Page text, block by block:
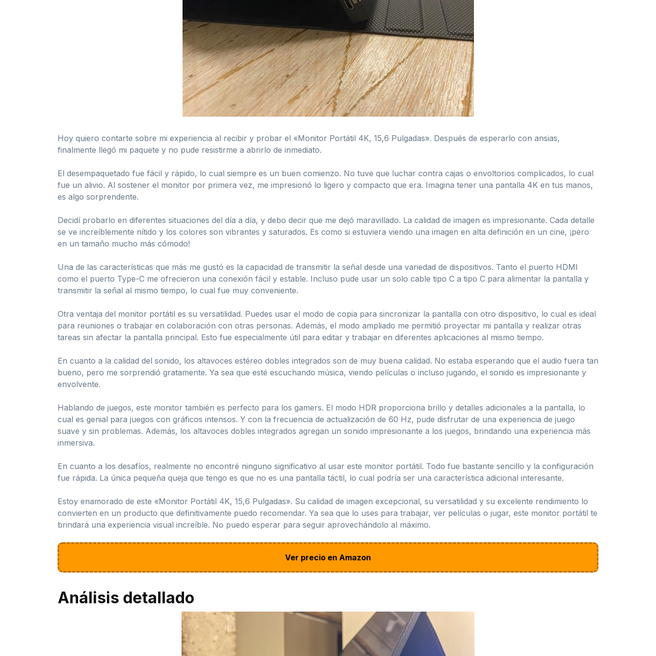
Hoy quiero contarte sobre mi experiencia al recibir y probar el «Monitor Portátil 4K, 15,6 Pulgadas». Después de esperarlo con ansias,
finalmente llegó mi paquete y no pude resistirme a abrirlo de inmediato.
El desempaquetado fue fácil y rápido, lo cual siempre es un buen comienzo. No tuve que luchar contra cajas o envoltorios complicados, lo cual
fue un alivio. Al sostener el monitor por primera vez, me impresionó lo ligero y compacto que era. Imagina tener una pantalla 4K en tus manos,
es algo sorprendente.
Decidí probarlo en diferentes situaciones del día a día, y debo decir que me dejó maravillado. La calidad de imagen es impresionante. Cada detalle
se ve increíblemente nítido y los colores son vibrantes y saturados. Es como si estuviera viendo una imagen en alta definición en un cine, ¡pero
en un tamaño mucho más cómodo!
Una de las características que más me gustó es la capacidad de transmitir la señal desde una variedad de dispositivos. Tanto el puerto HDMI
como el puerto Type-C me ofrecieron una conexión fácil y estable. Incluso pude usar un solo cable tipo C a tipo C para alimentar la pantalla y
transmitir la señal al mismo tiempo, lo cual fue muy conveniente.
Otra ventaja del monitor portátil es su versatilidad. Puedes usar el modo de copia para sincronizar la pantalla con otro dispositivo, lo cual es ideal
para reuniones o trabajar en colaboración con otras personas. Además, el modo ampliado me permitió proyectar mi pantalla y realizar otras
tareas sin afectar la pantalla principal. Esto fue especialmente útil para editar y trabajar en diferentes aplicaciones al mismo tiempo.
En cuanto a la calidad del sonido, los altavoces estéreo dobles integrados son de muy buena calidad. No estaba esperando que el audio fuera tan
bueno, pero me sorprendió gratamente. Ya sea que esté escuchando música, viendo películas o incluso jugando, el sonido es impresionante y
envolvente.
Hablando de juegos, este monitor también es perfecto para los gamers. El modo HDR proporciona brillo y detalles adicionales a la pantalla, lo
cual es genial para juegos con gráficos intensos. Y con la frecuencia de actualización de 60 Hz, pude disfrutar de una experiencia de juego
suave y sin problemas. Además, los altavoces dobles integrados agregan un sonido impresionante a los juegos, brindando una experiencia más
inmersiva.
En cuanto a los desafíos, realmente no encontré ninguno significativo al usar este monitor portátil. Todo fue bastante sencillo y la configuración
fue rápida. La única pequeña queja que tengo es que no es una pantalla táctil, lo cual podría ser una característica adicional interesante.
Estoy enamorado de este «Monitor Portátil 4K, 15,6 Pulgadas». Su calidad de imagen excepcional, su versatilidad y su excelente rendimiento lo
convierten en un producto que definitivamente puedo recomendar. Ya sea que lo uses para trabajar, ver películas o jugar, este monitor portátil te
brindará una experiencia visual increíble. No puedo esperar para seguir aprovechándolo al máximo.
Ver precio en Amazon
Análisis detallado